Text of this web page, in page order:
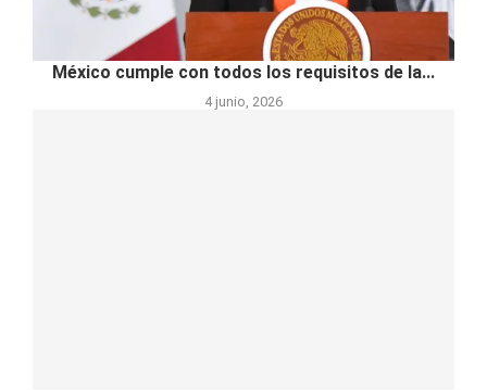
México cumple con todos los requisitos de la...
4 junio, 2026